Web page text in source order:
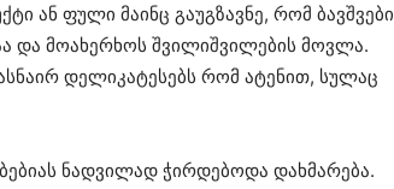
ან ფული მაინც გაუგზავნე, რომ ბავშვები
და მოახერხოს შვილიშვილების მოვლა.
დელიკატესებს რომ ატენით, სულაც
ნადვილად ჭირდებოდა დახმარება.